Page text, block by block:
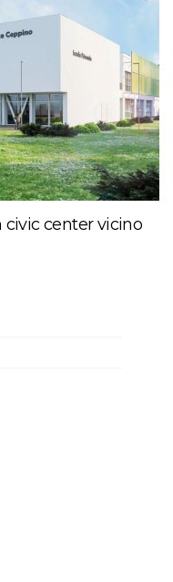
civic center vicino